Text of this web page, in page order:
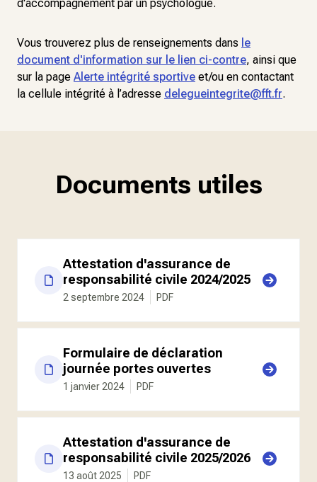
d'accompagnement par un psychologue.
Vous trouverez plus de renseignements dans le
document d'information sur le lien ci-contre, ainsi que
sur la page Alerte intégrité sportive et/ou en contactant
la cellule intégrité à l’adresse delegueintegrite@fft.fr.
Documents utiles
Attestation d'assurance de
responsabilité civile 2024/2025
2 septembre 2024 PDF
Formulaire de déclaration
journée portes ouvertes
1 janvier 2024 PDF
Attestation d'assurance de
responsabilité civile 2025/2026
13 août 2025 PDF